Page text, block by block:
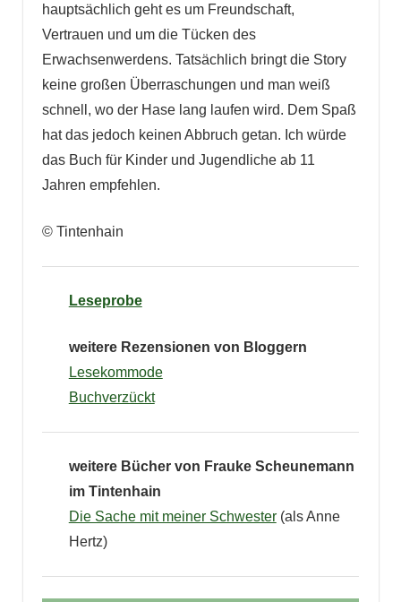
hauptsächlich geht es um Freundschaft,
Vertrauen und um die Tücken des
Erwachsenwerdens. Tatsächlich bringt die Story
keine großen Überraschungen und man weiß
schnell, wo der Hase lang laufen wird. Dem Spaß
hat das jedoch keinen Abbruch getan. Ich würde
das Buch für Kinder und Jugendliche ab 11
Jahren empfehlen.
© Tintenhain
Leseprobe
weitere Rezensionen von Bloggern
Lesekommode
Buchverzückt
weitere Bücher von Frauke Scheunemann
im Tintenhain
Die Sache mit meiner Schwester(als Anne
Hertz)